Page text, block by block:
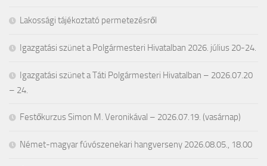
Lakossági tájékoztató permetezésről
Igazgatási szünet a Polgármesteri Hivatalban 2026. július 20-24.
Igazgatási szünet a Táti Polgármesteri Hivatalban – 2026.07.20
– 24.
Festőkurzus Simon M. Veronikával – 2026.07.19. (vasárnap)
Német-magyar fúvószenekari hangverseny 2026.08.05., 18.00